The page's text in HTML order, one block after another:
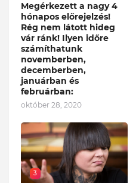
Megérkezett a nagy 4
hónapos előrejelzés!
Rég nem látott hideg
vár ránk! Ilyen időre
számíthatunk
novemberben,
decemberben,
januárban és
februárban:
október 28, 2020
3